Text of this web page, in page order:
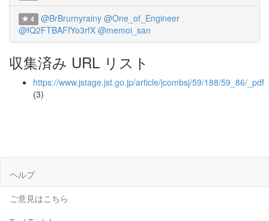
4 @BrBrurnyrainy @One_of_Engineer
@fQ2FTBAFfYo3rfX @memoi_san
収集済み URL リスト
https://www.jstage.jst.go.jp/article/jcombsj/59/188/59_86/_pdf
(3)
ヘルプ
ご意見はこちら